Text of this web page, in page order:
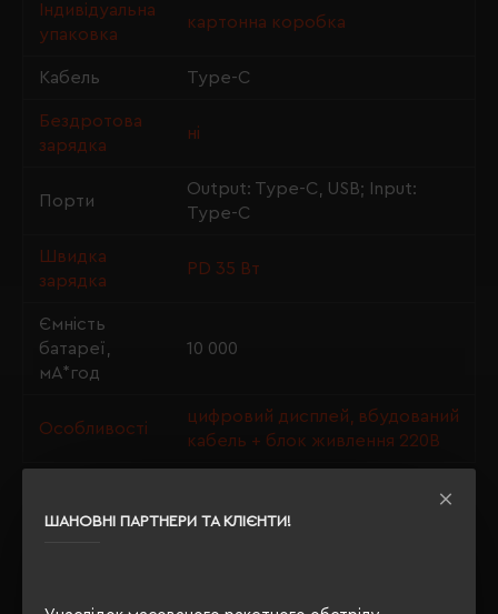
ШАНОВНІ ПАРТНЕРИ ТА КЛІЄНТИ!
Індивідуальна
упаковка
картонна коробка
Кабель Type-C
Бездротова
зарядка
ні
Порти
Output: Type-C, USB; Input:
Type-C
Швидка
зарядка
PD 35 Вт
Ємність
батареї,
мА*год
10 000
Особливості
цифровий дисплей, вбудований
кабель + блок живлення 220В